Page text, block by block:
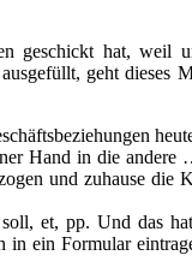
geschickt hat, weil
geht
Hand in die andere
und zuhause die
et, pp. Und das
ein Formular